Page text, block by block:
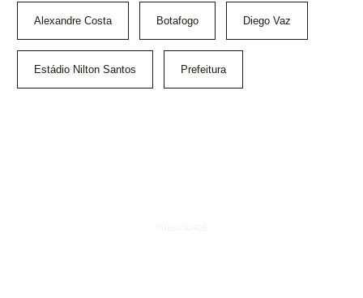
Alexandre Costa Botafogo Diego Vaz
Estádio Nilton Santos Prefeitura